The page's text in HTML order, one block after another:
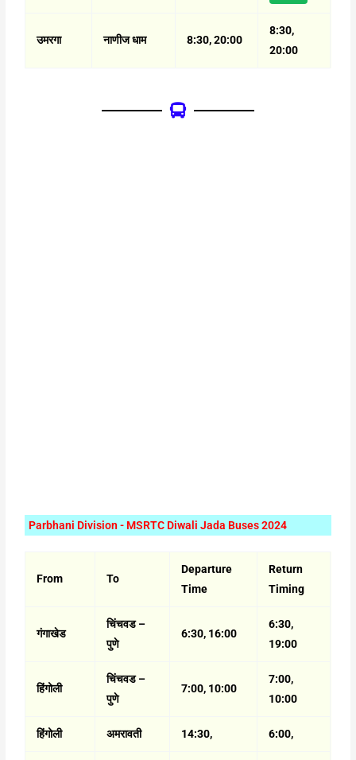
उमरगा नाणीज धाम 8:30, 20:00
8:30,
20:00
Parbhani Division - MSRTC Diwali Jada Buses 2024
From To
Departure
Time
Return
Timing
गंगाखेड
चिंचवड –
पुणे
6:30, 16:00
6:30,
19:00
हिंगोली
चिंचवड –
पुणे
7:00, 10:00
7:00,
10:00
हिंगोली अमरावती 14:30, 6:00,